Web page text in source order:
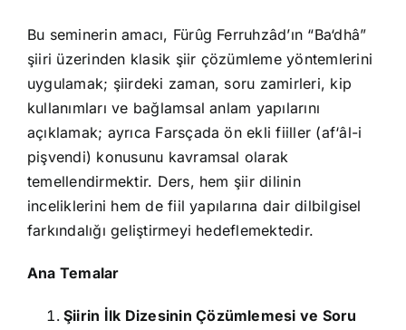
İletişim
Bu seminerin amacı, Fürûg Ferruhzâd’ın “Ba‘dhâ”
şiiri üzerinden klasik şiir çözümleme yöntemlerini
uygulamak; şiirdeki zaman, soru zamirleri, kip
kullanımları ve bağlamsal anlam yapılarını
açıklamak; ayrıca Farsçada ön ekli fiiller (af‘âl-i
pişvendi) konusunu kavramsal olarak
temellendirmektir. Ders, hem şiir dilinin
inceliklerini hem de fiil yapılarına dair dilbilgisel
farkındalığı geliştirmeyi hedeflemektedir.
Ana Temalar
Şiirin İlk Dizesinin Çözümlemesi ve Soru